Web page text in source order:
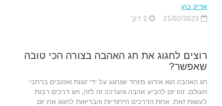
אריק כהן
רוצים לחגוג את חג האהבה בצורה הכי טובה
שאפשר?
חג האהבה הוא אירוע מיוחד שנחגג על ידי זוגות ואהובים ברחבי
העולם. זהו יום להביע אהבה והערכה זה לזה, ויש דרכים רבות
לעשות זאת. אחת הדרכים הייחודיות והבריאות לחגוג את יום